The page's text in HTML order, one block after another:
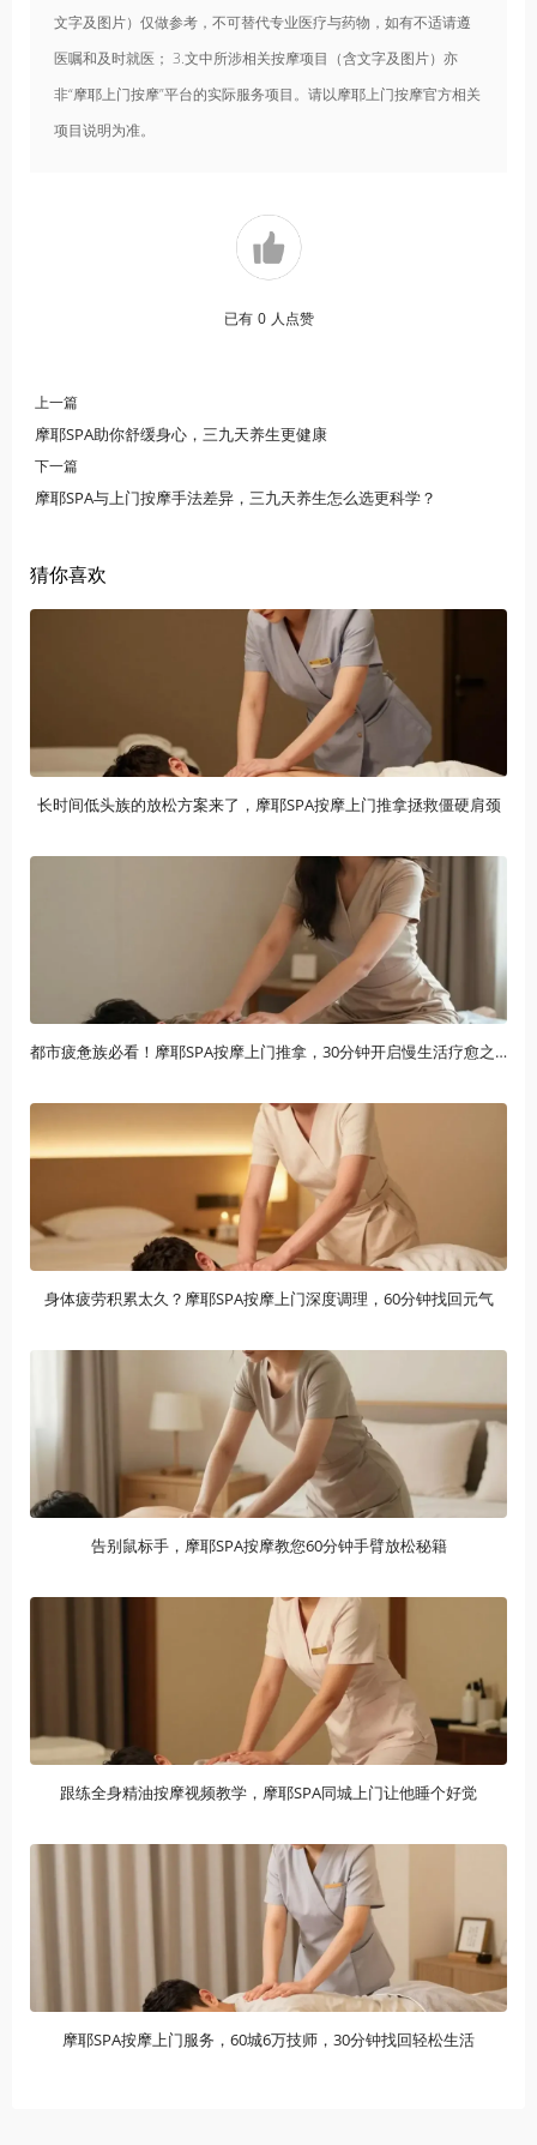
文字及图片）仅做参考，不可替代专业医疗与药物，如有不适请遵
医嘱和及时就医； 3.文中所涉相关按摩项目（含文字及图片）亦
非“摩耶上门按摩”平台的实际服务项目。请以摩耶上门按摩官方相关
项目说明为准。
已有 0 人点赞
上一篇
摩耶SPA助你舒缓身心，三九天养生更健康
下一篇
摩耶SPA与上门按摩手法差异，三九天养生怎么选更科学？
猜你喜欢
长时间低头族的放松方案来了，摩耶SPA按摩上门推拿拯救僵硬肩颈
都市疲惫族必看！摩耶SPA按摩上门推拿，30分钟开启慢生活疗愈之旅
身体疲劳积累太久？摩耶SPA按摩上门深度调理，60分钟找回元气
告别鼠标手，摩耶SPA按摩教您60分钟手臂放松秘籍
跟练全身精油按摩视频教学，摩耶SPA同城上门让他睡个好觉
摩耶SPA按摩上门服务，60城6万技师，30分钟找回轻松生活